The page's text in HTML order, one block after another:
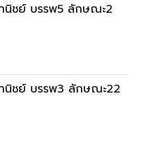
นิชย์ บรรพ5 ลักษณะ2
นิชย์ บรรพ3 ลักษณะ22